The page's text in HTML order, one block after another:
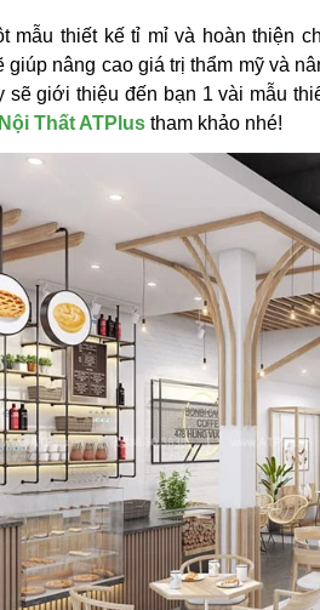
mẫu thiết kế tỉ mỉ và hoàn thiện
nâng cao giá trị thẩm mỹ và
sẽ giới thiệu đến bạn 1 vài mẫu
Nội Thất ATPlustham khảo nhé!